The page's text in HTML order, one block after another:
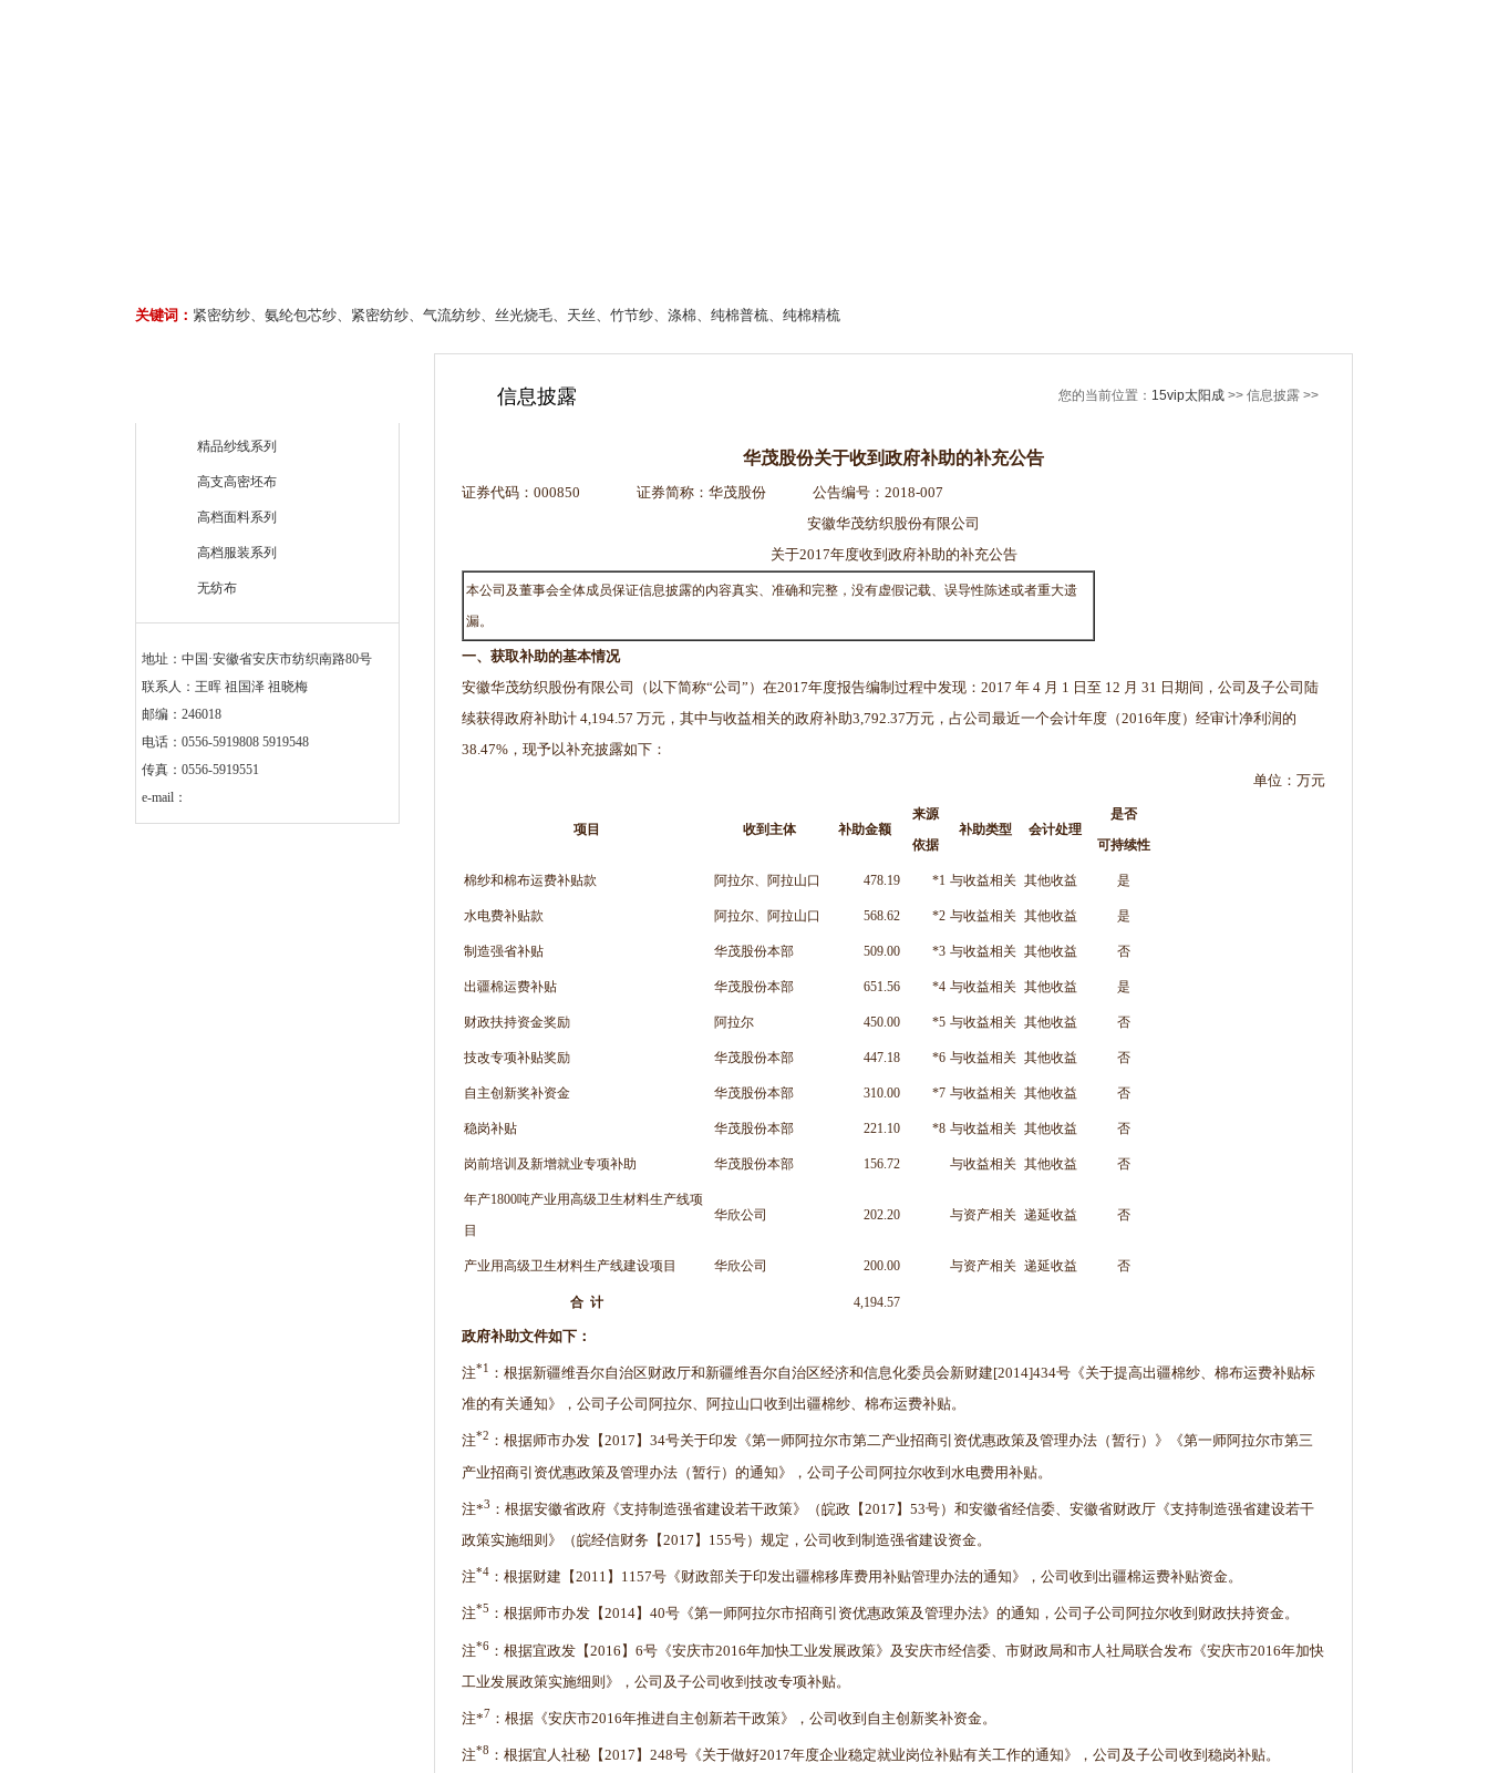
关键词： 紧密纺纱、氨纶包芯纱、紧密纺纱、气流纺纱、丝光烧毛、天丝、竹节纱、涤棉、纯棉普梳、纯棉精梳
精品纱线系列
高支高密坯布
高档面料系列
高档服装系列
无纺布
地址：中国·安徽省安庆市纺织南路80号
联系人：王晖 祖国泽 祖晓梅
邮编：246018
电话：0556-5919808 5919548
传真：0556-5919551
e-mail：
信息披露 您的当前位置： 15vip太阳成 >> 信息披露 >>
华茂股份关于收到政府补助的补充公告
证券代码：000850 证券简称：华茂股份 公告编号：2018-007
安徽华茂纺织股份有限公司
关于2017年度收到政府补助的补充公告
本公司及董事会全体成员保证信息披露的内容真实、准确和完整，没有虚假记载、误导性陈述或者重大遗
漏。
一、获取补助的基本情况
安徽华茂纺织股份有限公司（以下简称“公司”）在2017年度报告编制过程中发现：2017 年 4 月 1 日至 12 月 31 日期间，公司及子公司陆
续获得政府补助计 4,194.57 万元，其中与收益相关的政府补助3,792.37万元，占公司最近一个会计年度（2016年度）经审计净利润的
38.47%，现予以补充披露如下：
单位：万元
项目 收到主体 补助金额
来源
依据
补助类型 会计处理
是否
可持续性
棉纱和棉布运费补贴款 阿拉尔、阿拉山口 478.19 *1 与收益相关 其他收益 是
水电费补贴款 阿拉尔、阿拉山口 568.62 *2 与收益相关 其他收益 是
制造强省补贴 华茂股份本部 509.00 *3 与收益相关 其他收益 否
出疆棉运费补贴 华茂股份本部 651.56 *4 与收益相关 其他收益 是
财政扶持资金奖励 阿拉尔 450.00 *5 与收益相关 其他收益 否
技改专项补贴奖励 华茂股份本部 447.18 *6 与收益相关 其他收益 否
自主创新奖补资金 华茂股份本部 310.00 *7 与收益相关 其他收益 否
稳岗补贴 华茂股份本部 221.10 *8 与收益相关 其他收益 否
岗前培训及新增就业专项补助 华茂股份本部 156.72 与收益相关 其他收益 否
年产1800吨产业用高级卫生材料生产线项
目
华欣公司 202.20 与资产相关 递延收益 否
产业用高级卫生材料生产线建设项目 华欣公司 200.00 与资产相关 递延收益 否
合 计 4,194.57
政府补助文件如下：
注*1 ：根据新疆维吾尔自治区财政厅和新疆维吾尔自治区经济和信息化委员会新财建[2014]434号《关于提高出疆棉纱、棉布运费补贴标
准的有关通知》，公司子公司阿拉尔、阿拉山口收到出疆棉纱、棉布运费补贴。
注*2 ：根据师市办发【2017】34号关于印发《第一师阿拉尔市第二产业招商引资优惠政策及管理办法（暂行）》《第一师阿拉尔市第三
产业招商引资优惠政策及管理办法（暂行）的通知》，公司子公司阿拉尔收到水电费用补贴。
注*3 ：根据安徽省政府《支持制造强省建设若干政策》（皖政【2017】53号）和安徽省经信委、安徽省财政厅《支持制造强省建设若干
政策实施细则》（皖经信财务【2017】155号）规定，公司收到制造强省建设资金。
注*4 ：根据财建【2011】1157号《财政部关于印发出疆棉移库费用补贴管理办法的通知》，公司收到出疆棉运费补贴资金。
注*5 ：根据师市办发【2014】40号《第一师阿拉尔市招商引资优惠政策及管理办法》的通知，公司子公司阿拉尔收到财政扶持资金。
注*6 ：根据宜政发【2016】6号《安庆市2016年加快工业发展政策》及安庆市经信委、市财政局和市人社局联合发布《安庆市2016年加快
工业发展政策实施细则》，公司及子公司收到技改专项补贴。
注*7 ：根据《安庆市2016年推进自主创新若干政策》，公司收到自主创新奖补资金。
注*8 ：根据宜人社秘【2017】248号《关于做好2017年度企业稳定就业岗位补贴有关工作的通知》，公司及子公司收到稳岗补贴。